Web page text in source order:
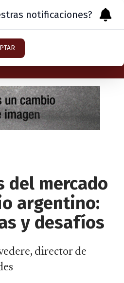
Agosto
del mercado
argentino:
y desafíos
director de
notificaciones?